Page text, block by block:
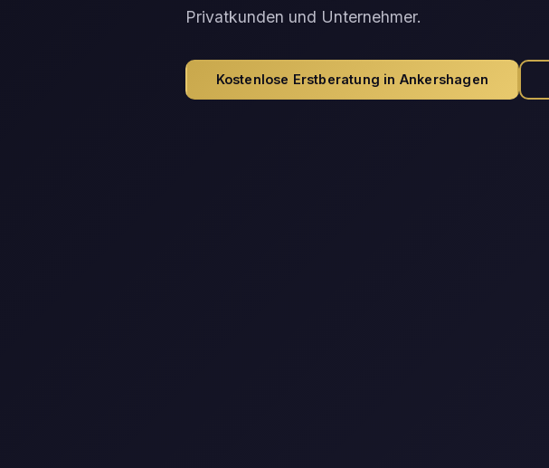
Privatkunden und Unternehmer.
Kostenlose Erstberatung in Ankershagen